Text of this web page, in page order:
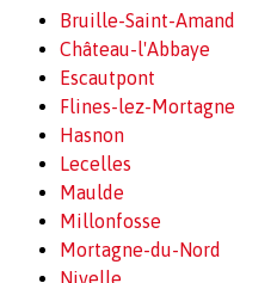
Bruille-Saint-Amand
Château-l'Abbaye
Escautpont
Flines-lez-Mortagne
Hasnon
Lecelles
Maulde
Millonfosse
Mortagne-du-Nord
Nivelle